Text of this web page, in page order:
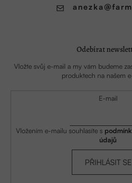
anezka @
Odebírat
Vložte svůj e-mail a my vám budeme
produktech na našem
E-mail
Vložením e-mailu souhlasíte s
údajů
PŘIHLÁSIT SE